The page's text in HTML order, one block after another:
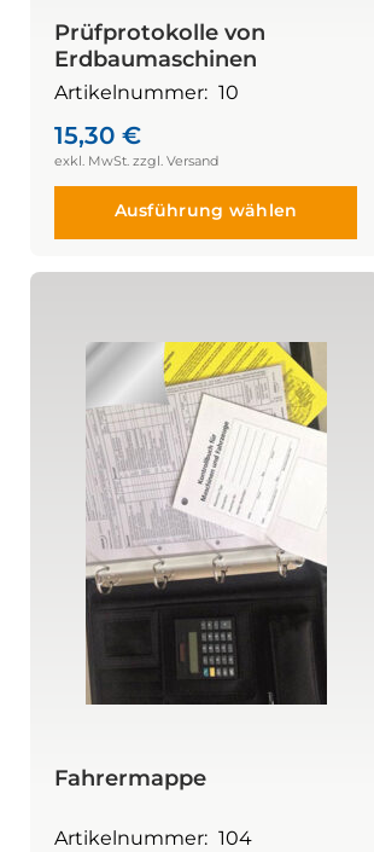
Prüfprotokolle von
Erdbaumaschinen
Artikelnummer: 10
15,30 €
Ausführung wählen
Fahrermappe
Artikelnummer: 104